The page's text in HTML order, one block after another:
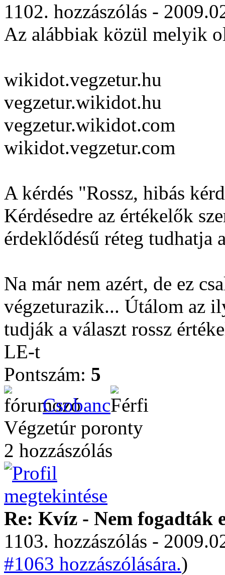
1102. hozzászólás -
Az alábbiak közül melyik
wikidot.vegzetur.hu
vegzetur.wikidot.hu
vegzetur.wikidot.com
wikidot.vegzetur.com
A kérdés "Rossz, hibás
Kérdésedre az értékelők
érdeklődésű réteg tudhatja
Na már nem azért, de ez
végzeturazik... Útálom az
tudják a választ rossz
LE-t
Pontszám: 5
Csobanc
Végzetúr poronty
2 hozzászólás
Re: Kvíz - Nem fogadták
1103. hozzászólás -
#1063 hozzászólására.)